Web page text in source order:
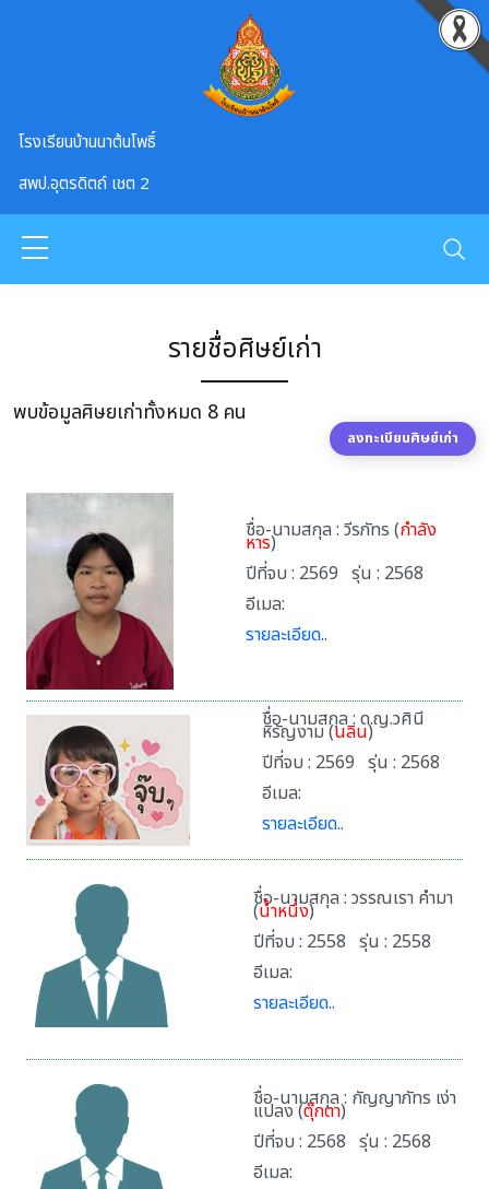
โรงเรียนบ้านนาต้นโพธิ์
สพป.อุตรดิตถ์ เชต 2
รายชื่อศิษย์เก่า
พบข้อมูลศิษยเก่าทั้งหมด 8 คน
ลงทะเบียนศิษย์เก่า
ชื่อ-นามสกุล : วีรภัทร (กำลัง
หาร)
ปีที่จบ : 2569 รุ่น : 2568
อีเมล:
รายละเอียด..
ชื่อ-นามสกุล : ด.ญ.วศินี
หิรัญงาม (นลิน)
ปีที่จบ : 2569 รุ่น : 2568
อีเมล:
รายละเอียด..
ชื่อ-นามสกุล : วรรณเรา คำมา
(นํ้าหนึ่ง)
ปีที่จบ : 2558 รุ่น : 2558
อีเมล:
รายละเอียด..
ชื่อ-นามสกุล : กัญญาภัทร เง่า
แปลง (ตุ๊กตา)
ปีที่จบ : 2568 รุ่น : 2568
อีเมล: